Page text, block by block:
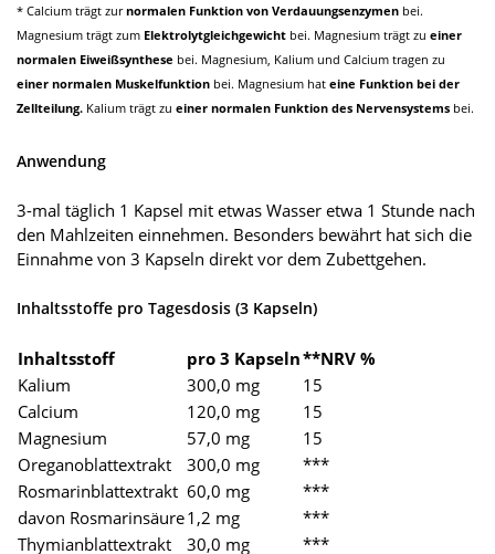
* Calcium trägt zurnormalen Funktion von Verdauungsenzymen bei.
Magnesium trägt zum Elektrolytgleichgewicht bei. Magnesium trägt zu einer
normalen Eiweißsynthese bei. Magnesium, Kalium und Calcium tragen zu
einer normalen Muskelfunktion bei. Magnesium hat eine Funktion bei der
Zellteilung. Kalium trägt zu einer normalen Funktion des Nervensystems bei.
Anwendung
3-mal täglich 1 Kapsel mit etwas Wasser etwa 1 Stunde nach
den Mahlzeiten einnehmen. Besonders bewährt hat sich die
Einnahme von 3 Kapseln direkt vor dem Zubettgehen.
Inhaltsstoffe pro Tagesdosis (3 Kapseln)
Inhaltsstoff pro 3 Kapseln**NRV %
Kalium
300,0 mg
15
Calcium
120,0 mg
15
Magnesium
57,0 mg
15
Oreganoblattextrakt
300,0 mg
***
Rosmarinblattextrakt 60,0 mg
***
davon Rosmarinsäure1,2 mg
***
Thymianblattextrakt
30,0 mg
***